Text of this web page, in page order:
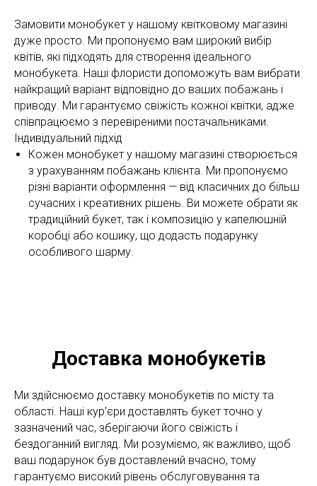
Замовити монобукет у нашому квітковому магазині
дуже просто. Ми пропонуємо вам широкий вибір
квітів, які підходять для створення ідеального
монобукета. Наші флористи допоможуть вам вибрати
найкращий варіант відповідно до ваших побажань і
приводу. Ми гарантуємо свіжість кожної квітки, адже
співпрацюємо з перевіреними постачальниками.
Індивідуальний підхід
Кожен монобукет у нашому магазині створюється
з урахуванням побажань клієнта. Ми пропонуємо
різні варіанти оформлення — від класичних до більш
сучасних і креативних рішень. Ви можете обрати як
традиційний букет, так і композицію у капелюшній
коробці або кошику, що додасть подарунку
особливого шарму.
Доставка монобукетів
Ми здійснюємо доставку монобукетів по місту та
області. Наші кур’єри доставлять букет точно у
зазначений час, зберігаючи його свіжість і
бездоганний вигляд. Ми розуміємо, як важливо, щоб
ваш подарунок був доставлений вчасно, тому
гарантуємо високий рівень обслуговування та